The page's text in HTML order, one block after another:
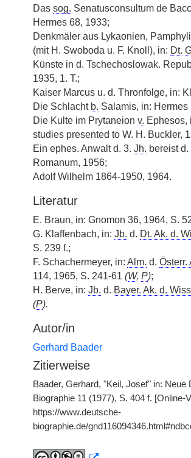
Das sog. Senatusconsultum de
Hermes 68, 1933;
Denkmäler aus Lykaonien,
(mit H. Swoboda u. F. Knoll), in: Dt.
Künste in d. Tschechoslowak.
1935, 1. T.;
Kaiser Marcus u. d. Thronfolge, in:
Die Schlacht b. Salamis, in: Hermes
Die Kulte im Prytaneion v. Ephesos,
studies presented to W. H. Buckler,
Ein ephes. Anwalt d. 3. Jh. bereist
Romanum, 1956;
Adolf Wilhelm 1864-1950, 1964.
Literatur
E. Braun, in: Gnomon 36, 1964, S.
G. Klaffenbach, in: Jb. d. Dt. Ak. d.
S. 239 f.;
F. Schachermeyer, in: Alm. d. Österr.
114, 1965, S. 241-61 (W, P);
H. Berve, in: Jb. d. Bayer. Ak. d.
(P).
Autor/in
Gerhard Baader
Zitierweise
Baader, Gerhard, "Keil, Josef" in: Neue
Biographie 11 (1977), S. 404 f. [Online-
https://www.deutsche-
biographie.de/